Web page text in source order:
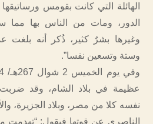
الهائلة التي كانت بقومس
الدور، ومات من الناس بها
وغيرها بشرٌ كثير، ذُكر أنه بلغت
وستة وتسعين نفسا”.
عظيمة في بلاد الشام، وقد
نفسه كلا من مصر، وبلاد الجزيرة،
الناصري عن قوتها فيقول: “تهدمت